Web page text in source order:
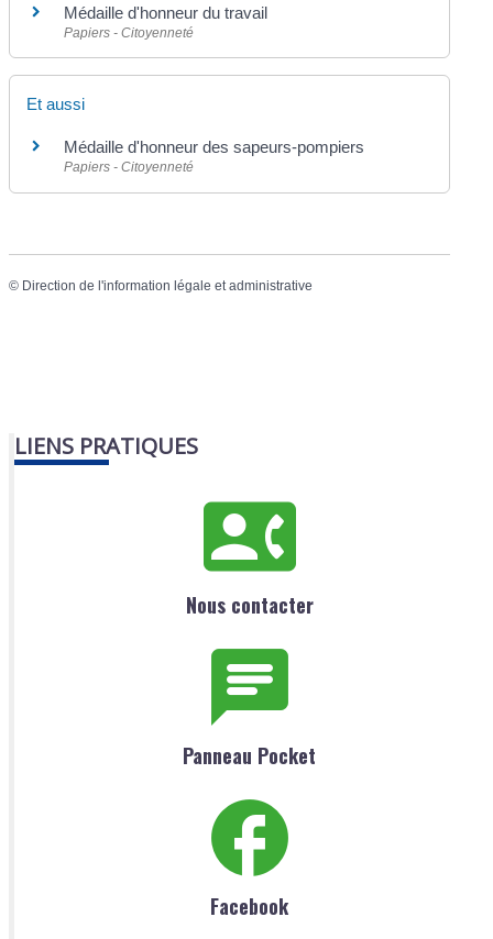
Médaille d'honneur du travail
Papiers - Citoyenneté
Et aussi
Médaille d'honneur des sapeurs-pompiers
Papiers - Citoyenneté
© Direction de l'information légale et administrative
LIENS PRATIQUES
Nous contacter
Panneau Pocket
Facebook